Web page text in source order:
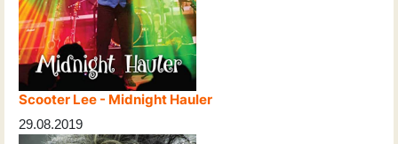
Scooter Lee - Midnight Hauler
29.08.2019